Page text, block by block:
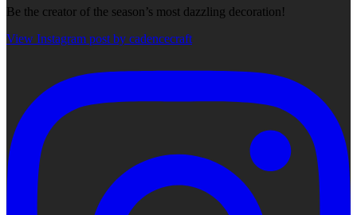
Be the creator of the season’s most dazzling decoration!
View Instagram post by cadencecraft